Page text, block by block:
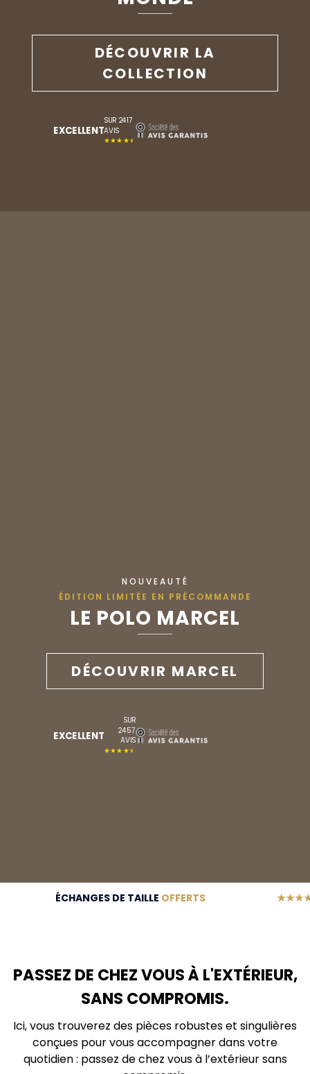
DÉCOUVRIR LA
COLLECTION
EXCELLENT
SUR 2417
AVIS
★★★★★
NOUVEAUTÉ
ÉDITION LIMITÉE EN PRÉCOMMANDE
LE POLO MARCEL
DÉCOUVRIR MARCEL
EXCELLENT
SUR
2457
AVIS
★★★★★
ÉCHANGES DE TAILLE OFFERTS
PASSEZ DE CHEZ VOUS À L'EXTÉRIEUR,
SANS COMPROMIS.
Ici, vous trouverez des pièces robustes et singulières
conçues pour vous accompagner dans votre
quotidien : passez de chez vous à l’extérieur sans